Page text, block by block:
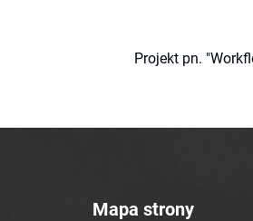
Projekt pn.
Mapa strony